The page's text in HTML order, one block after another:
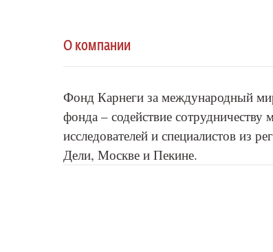
О компании
Фонд Карнеги за международный
фонда – содействие
исследователей и специалистов из
Дели, Москве и Пекине.